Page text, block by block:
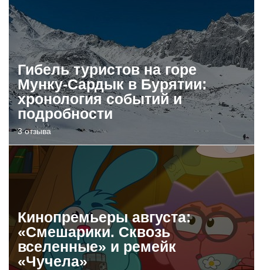
Гибель туристов на горе
Мунку-Сардык в Бурятии:
хронология событий и
подробности
3 отзыва
Кинопремьеры августа:
«Смешарики. Сквозь
вселенные» и ремейк
«Чучела»